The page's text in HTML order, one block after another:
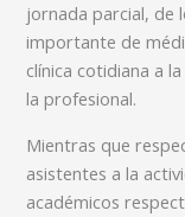
jornada parcial, de
importante de
clínica cotidiana a
la profesional.
Mientras que
asistentes a la
académicos